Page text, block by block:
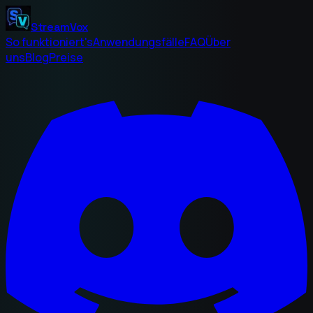
StreamVox
So funktioniert'sAnwendungsfälleFAQÜber
unsBlogPreise